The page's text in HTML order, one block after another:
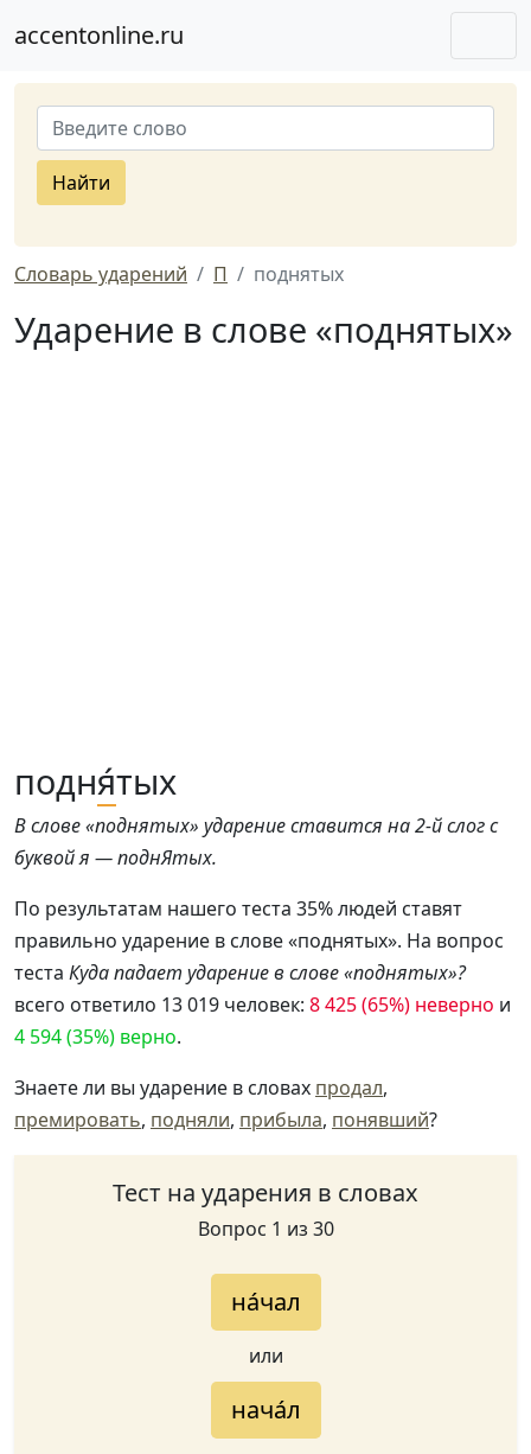
accentonline.ru
Найти
Словарь ударений П поднятых
Ударение в слове «поднятых»
подня́тых
В слове «поднятых» ударение ставится на 2-й слог с
буквой я — поднЯтых.
По результатам нашего теста 35% людей ставят
правильно ударение в слове «поднятых». На вопрос
теста Куда падает ударение в слове «поднятых»?
всего ответило 13 019 человек: 8 425 (65%) неверно и
4 594 (35%) верно.
Знаете ли вы ударение в словах продал,
премировать, подняли, прибыла, понявший?
Тест на ударения в словах
Вопрос 1 из 30
на́чал
или
нача́л